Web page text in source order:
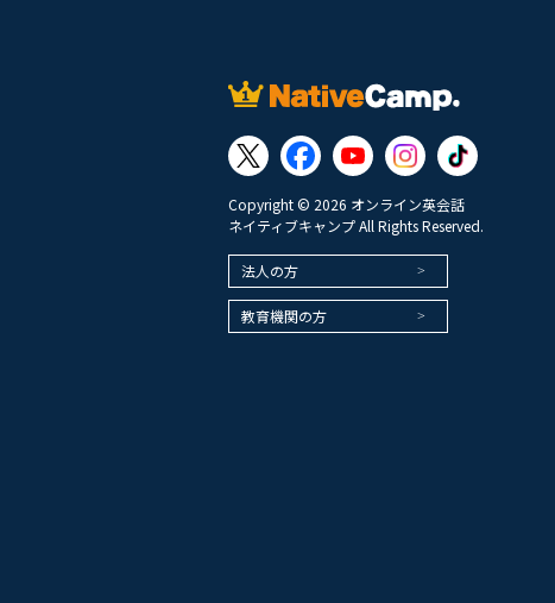
Copyright © 2026 オンライン英会話
ネイティブキャンプ All Rights Reserved.
法人の方
教育機関の方